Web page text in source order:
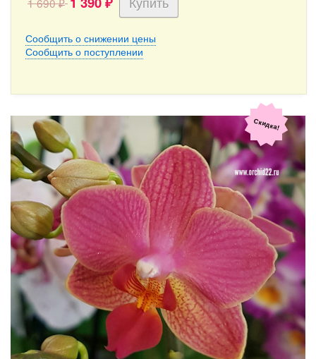
₽ ₽
Сообщить о снижении цены
Сообщить о поступлении
Скидка!